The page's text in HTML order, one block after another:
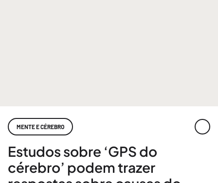
MENTE E CÉREBRO
Estudos sobre ‘GPS do
cérebro’ podem trazer